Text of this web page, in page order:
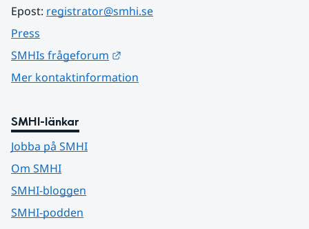
Epost: registrator@smhi.se
Press
SMHIs frågeforum
Mer kontaktinformation
SMHI-länkar
Jobba på SMHI
Om SMHI
SMHI-bloggen
SMHI-podden